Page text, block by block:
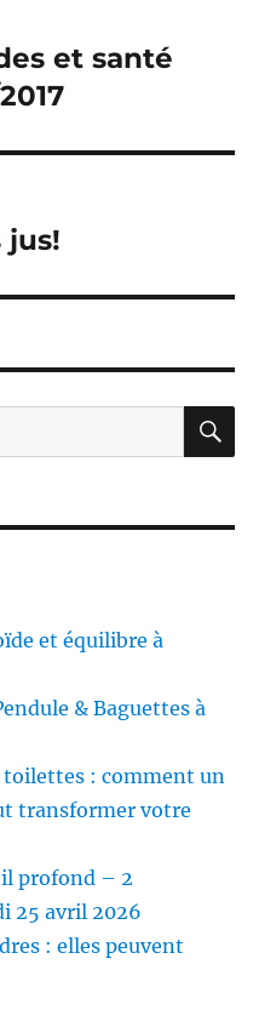
et santé
jus!
et équilibre à
& Baguettes à
toilettes : comment un
transformer votre
profond – 2
25 avril 2026
: elles peuvent